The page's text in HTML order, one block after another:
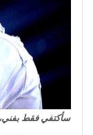
سأكتفي فقط بفني،